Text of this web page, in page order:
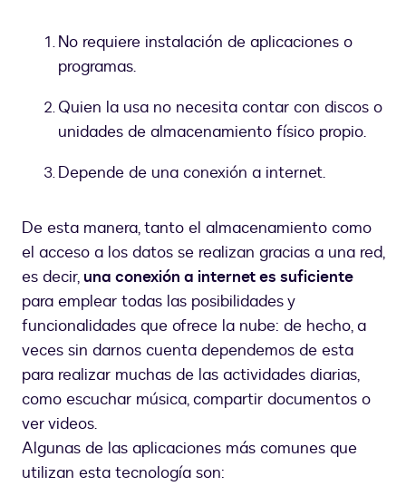
No requiere instalación de aplicaciones o
programas.
Quien la usa no necesita contar con discos o
unidades de almacenamiento físico propio.
Depende de una conexión a internet.
De esta manera, tanto el almacenamiento como
el acceso a los datos se realizan gracias a una red,
es decir, una conexión a internet es suficiente
para emplear todas las posibilidades y
funcionalidades que ofrece la nube: de hecho, a
veces sin darnos cuenta dependemos de esta
para realizar muchas de las actividades diarias,
como escuchar música, compartir documentos o
ver videos.
Algunas de las aplicaciones más comunes que
utilizan esta tecnología son: